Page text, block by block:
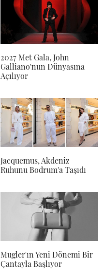
2027 Met Gala, John
Galliano'nun Dünyasına
Açılıyor
Jacquemus, Akdeniz
Ruhunu Bodrum'a Taşıdı
Mugler'ın Yeni Dönemi Bir
Çantayla Başlıyor